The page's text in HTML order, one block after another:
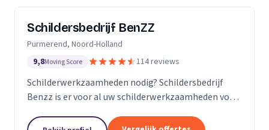
Schildersbedrijf BenZZ
Purmerend, Noord-Holland
9,8Moving Score 114 reviews
Schilderwerkzaamheden nodig? Schildersbedrijf
Benzz is er voor al uw schilderwerkzaamheden voor